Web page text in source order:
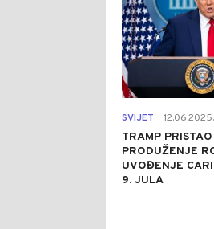
SVIJET 12.06.2025.
TRAMP
PRODUŽENJE
UVOĐENJE
9. JULA